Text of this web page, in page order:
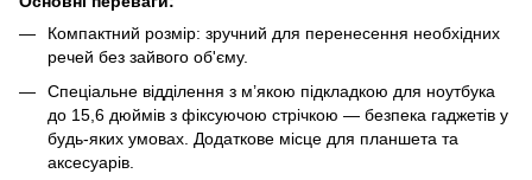
Компактний розмір: зручний для перенесення необхідних
речей без зайвого об'єму.
Спеціальне відділення з м’якою підкладкою для ноутбука
до 15,6 дюймів з фіксуючою стрічкою — безпека гаджетів у
будь-яких умовах. Додаткове місце для планшета та
аксесуарів.